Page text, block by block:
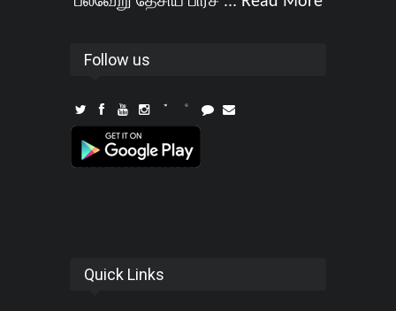
Follow us
Quick Links